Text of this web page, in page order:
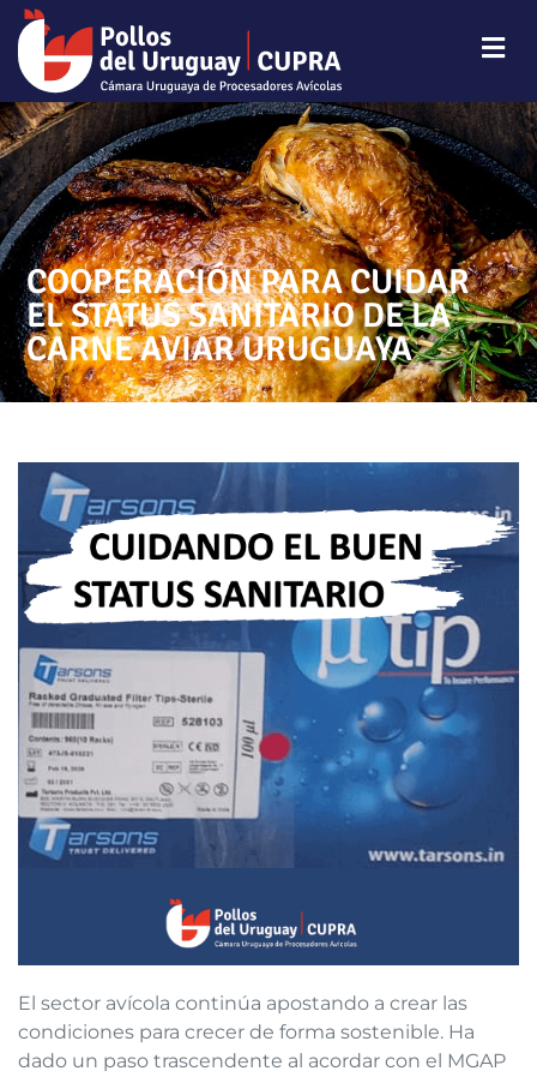
COOPERACIÓN PARA CUIDAR
EL STATUS SANITARIO DE LA
CARNE AVIAR URUGUAYA
El sector avícola continúa apostando a crear las
condiciones para crecer de forma sostenible. Ha
dado un paso trascendente al acordar con el MGAP